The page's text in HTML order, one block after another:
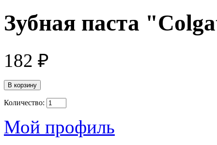
Зубная паста
182 ₽
Количество:
Мой профиль